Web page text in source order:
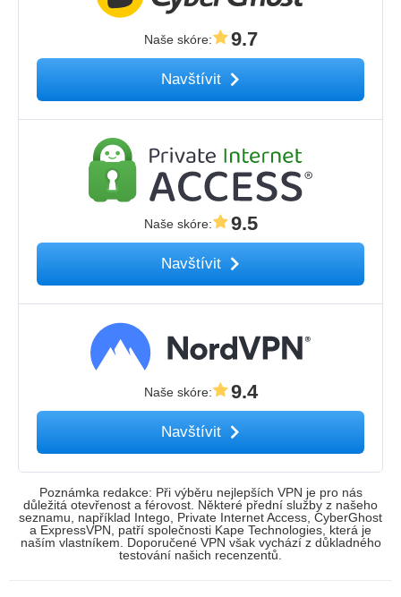
Naše skóre: 9.7
Navštívit
Naše skóre: 9.5
Navštívit
Naše skóre: 9.4
Navštívit
Poznámka redakce: Při výběru nejlepších VPN je pro nás
důležitá otevřenost a férovost. Některé přední služby z našeho
seznamu, například Intego, Private Internet Access, CyberGhost
a ExpressVPN, patří společnosti Kape Technologies, která je
naším vlastníkem. Doporučené VPN však vychází z důkladného
testování našich recenzentů.